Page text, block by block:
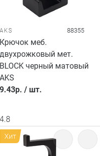
AKS 88355
Крючок меб.
двухрожковый мет.
BLOCK черный матовый
AKS
9.43р. / шт.
4.8
Хит